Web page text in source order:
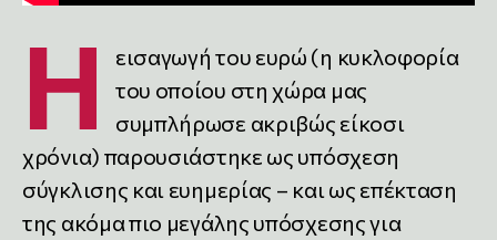
Η
εισαγωγή του ευρώ (η κυκλοφορία
του οποίου στη χώρα μας
συμπλήρωσε ακριβώς είκοσι
χρόνια) παρουσιάστηκε ως υπόσχεση
σύγκλισης και ευημερίας – και ως επέκταση
της ακόμα πιο μεγάλης υπόσχεσης για